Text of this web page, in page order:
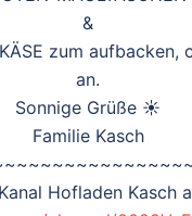
&
zum aufbacken,
an.
Sonnige Grüße ☀️
Familie Kasch
Hofladen Kasch